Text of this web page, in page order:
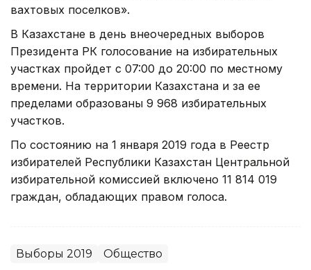
вахтовых поселков».
В Казахстане в день внеочередных выборов
Президента РК голосование на избирательных
участках пройдет с 07:00 до 20:00 по местному
времени. На территории Казахстана и за ее
пределами образованы 9 968 избирательных
участков.
По состоянию на 1 января 2019 года в Реестр
избирателей Республики Казахстан Центральной
избирательной комиссией включено 11 814 019
граждан, обладающих правом голоса.
Выборы 2019 Общество